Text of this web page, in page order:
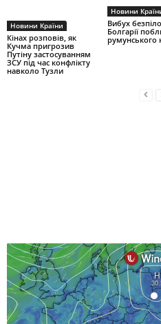
Новини Країни
Кінах розповів, як
Кучма пригрозив
Путіну застосуванням
ЗСУ під час конфлікту
навколо Тузли
Новини
Вибух
Болгарії
румунського